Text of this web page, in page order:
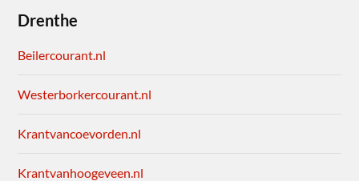
Drenthe
Beilercourant.nl
Westerborkercourant.nl
Krantvancoevorden.nl
Krantvanhoogeveen.nl